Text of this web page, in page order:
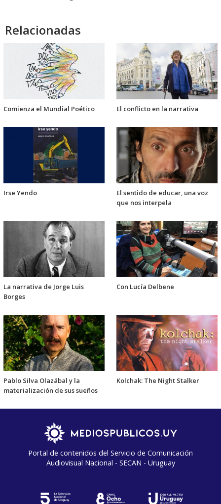
Relacionadas
Comienza el Mundial Poético El conflicto en la narrativa
Irse Yendo
El sentido de educar, una voz
que nos interpela
La narrativa de Jorge Luis
Borges
Con Lucía Delbene
Pablo Silva Olazábal y la
materialización de sus sueños
Kolchak: The Night Stalker
Portal de contenidos del Servicio de Comunicación
Audiovisual Nacional - SECAN - Uruguay